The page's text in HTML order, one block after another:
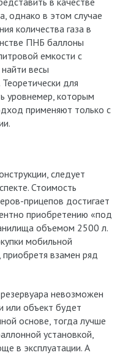
однако в этом случае
количества газа в
ПНБ баллоны
емкости с
весы
для
уровнемер, которым
применяют только с
следует
Стоимость
прицепов достигает
приобретению «под
объемом 2500 л.
мобильной
приобретя взамен ряд
невозможен
или объект будет
основе, тогда лучше
установкой,
в эксплуатации. А